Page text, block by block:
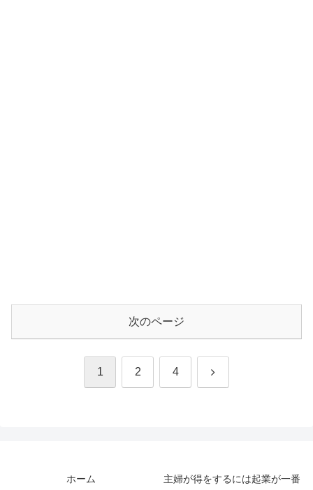
次のページ
1 2 4 次
ホーム 主婦が得をするには起業が一番